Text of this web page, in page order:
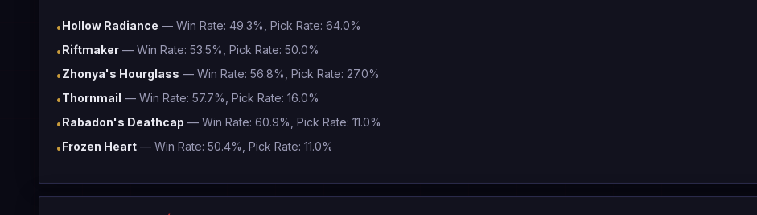
•Hollow Radiance — Win Rate: 49.3%, Pick Rate: 64.0%
•Riftmaker — Win Rate: 53.5%, Pick Rate: 50.0%
•Zhonya's Hourglass — Win Rate: 56.8%, Pick Rate: 27.0%
•Thornmail — Win Rate: 57.7%, Pick Rate: 16.0%
•Rabadon's Deathcap — Win Rate: 60.9%, Pick Rate: 11.0%
•Frozen Heart — Win Rate: 50.4%, Pick Rate: 11.0%